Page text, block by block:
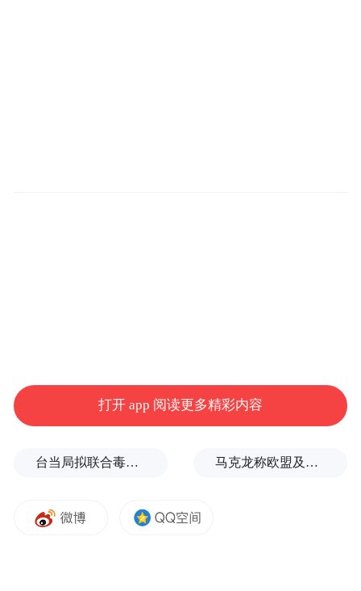
打开 app 阅读更多精彩内容
台当局拟联合毒油企业放宽致癌物标准，蒋万安：非常离谱 马克龙称欧盟及其伙伴将继续加大对俄施压，扎哈罗娃发声